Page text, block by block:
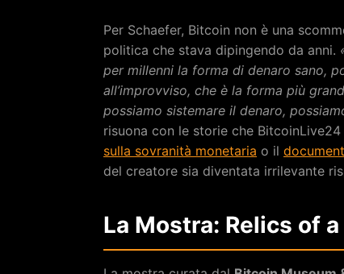
Per Schaefer, Bitcoin non è una
politica che stava dipingendo da anni.
per millenni la forma di denaro sano,
all’improvviso, che è la forma più
possiamo sistemare il denaro,
risuona con le storie che
sulla sovranità monetaria o il
del creatore sia diventata irrilevante
La Mostra: Relics of